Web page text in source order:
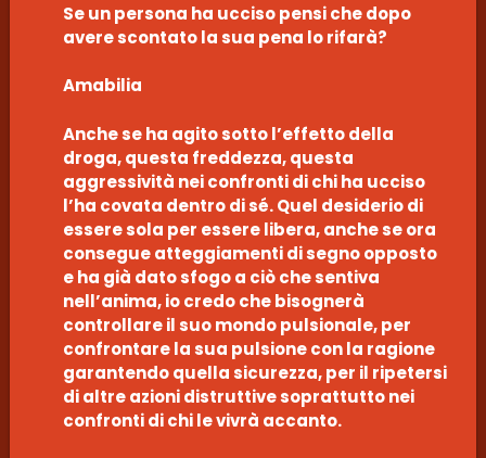
Se un persona ha ucciso pensi che dopo
avere scontato la sua pena lo rifarà?
Amabilia
Anche se ha agito sotto l’effetto della
droga, questa freddezza, questa
aggressività nei confronti di chi ha ucciso
l’ha covata dentro di sé. Quel desiderio di
essere sola per essere libera, anche se ora
consegue atteggiamenti di segno opposto
e ha già dato sfogo a ciò che sentiva
nell’anima, io credo che bisognerà
controllare il suo mondo pulsionale, per
confrontare la sua pulsione con la ragione
garantendo quella sicurezza, per il ripetersi
di altre azioni distruttive soprattutto nei
confronti di chi le vivrà accanto.